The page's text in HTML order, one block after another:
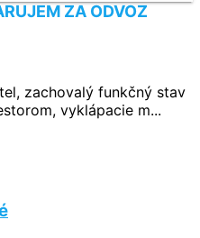
ZA ODVOZ
zachovalý funkčný stav
vyklápacie m...